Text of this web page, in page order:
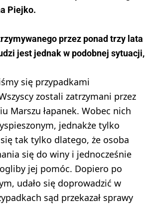
Piejko.
przez ponad trzy lata
jest jednak w podobnej sytuacji,
się przypadkami
zostali zatrzymani przez
Marszu łapanek. Wobec nich
jednakże tylko
tak tylko dlatego, że osoba
się do winy i jednocześnie
jej pomóc. Dopiero po
udało się doprowadzić w
sąd przekazał sprawy